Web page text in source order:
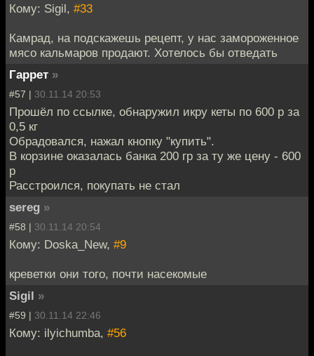
Кому: Sigil, #33
Камрад, на подскажешь рецепт, у нас замороженное
мясо кальмаров продают. Хотелось бы отведать
Гаррет »
#57 | 30.11.14 20:53
Прошёл по ссылке, обнаружил икру кеты по 600 р за
0,5 кг
Обрадовался, нажал кнопку "купить".
В корзине оказалась банка 200 гр за ту же цену - 600
р
Расстроился, покупать не стал
sereg »
#58 | 30.11.14 20:54
Кому: Doska_New, #9
креветки они того, почти насекомые
Sigil »
#59 | 30.11.14 22:46
Кому: ilyichumba, #56